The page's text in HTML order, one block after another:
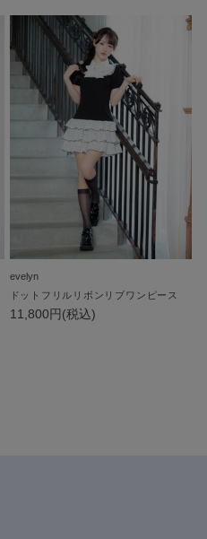
evelyn
ドットフリルリボンリブワンピース
11,800円(税込)